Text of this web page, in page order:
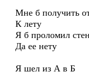
Мне б получить
К лету
Я б проломил
Да ее нету
Я шел из А в Б